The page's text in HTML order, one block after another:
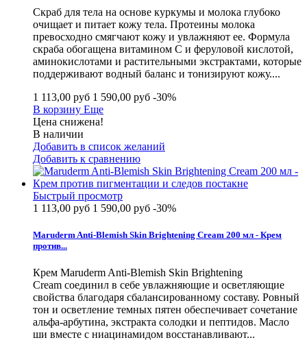
Скраб для тела на основе куркумы и молока глубоко
очищает и питает кожу тела. Протеины молока
превосходно смягчают кожу и увлажняют ее. Формула
скраба обогащена витамином С и феруловой кислотой,
аминокислотами и растительными экстрактами, которые
поддерживают водный баланс и тонизируют кожу....
1 113,00 руб 1 590,00 руб -30%
В корзину Еще
Цена снижена!
В наличии
Добавить в список желаний
Добавить к сравнению
Быстрый просмотр
1 113,00 руб 1 590,00 руб -30%
Maruderm Anti-Blemish Skin Brightening Cream 200 мл - Крем
против...
Крем Maruderm Anti-Blemish Skin Brightening
Cream соединил в себе увлажняющие и осветляющие
свойства благодаря сбалансированному составу. Ровный
тон и осветление темных пятен обеспечивает сочетание
альфа-арбутина, экстракта солодки и пептидов. Масло
ши вместе с ниацинамидом восстанавливают...